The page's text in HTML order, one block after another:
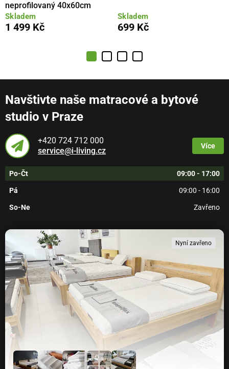
neprofilovaný 40x60cm
Skladem
1 499 Kč
Skladem
699 Kč
Navštivte naše matracové a bytové
studio v Praze
+420 724 712 000
service@i-living.cz
Více
Po-Čt 09:00 - 17:00
Pá 09:00 - 16:00
So-Ne Zavřeno
Nyní zavřeno